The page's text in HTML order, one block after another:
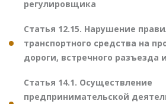
регулировщика
Статья 12.15. Нарушение
транспортного средства на
дороги, встречного разъезда
Статья 14.1. Осуществление
предпринимательской